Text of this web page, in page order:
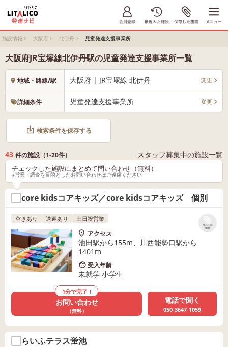
施設情報 > 大阪府 > 北伊丹 > 児童発達支援事業所
大阪府JR宝塚線北伊丹駅の児童発達支援事業所一覧
地域・路線/駅 大阪府 | JR宝塚線 北伊丹 変更
詳細条件 児童発達支援事業所 変更
検索条件を保存する
43 件の施設（1-20件） スタッフ募集中の施設一覧
チェックした施設にまとめて問い合わせ（無料）
※営業・調査を目的としたお問い合わせはご遠慮ください
core kidsコアキッズ／core kidsコアキッズ 個別
リストに
保存
空きあり 送迎あり 土日祝営業
アクセス
池田駅から155m、川西能勢口駅から
1401m
受入年齢
未就学 小学生
1分で完了！
お問い合わせ
（無料）
電話で聞く
050-3647-1059
らいふテラス蛍池